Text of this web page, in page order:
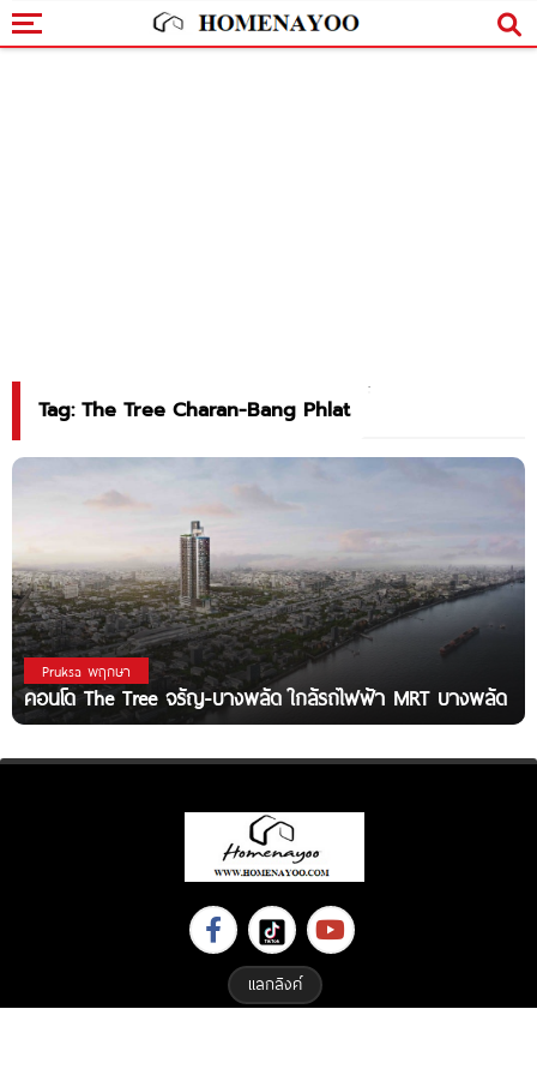
Tag: The Tree Charan-Bang Phlat
Pruksa พฤกษา
คอนโด The Tree จรัญ-บางพลัด ใกล้รถไฟฟ้า MRT บางพลัด
แลกลิงค์